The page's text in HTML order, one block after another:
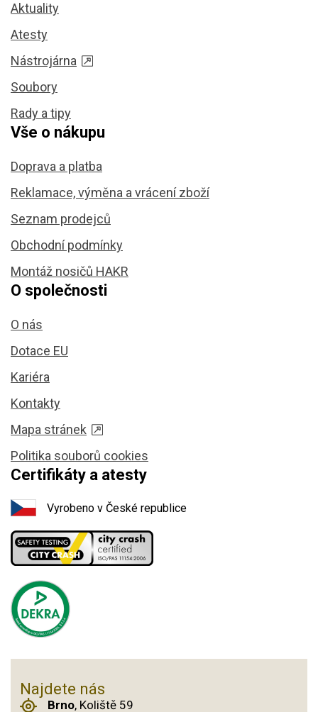
Aktuality
Atesty
Nástrojárna
Soubory
Rady a tipy
Vše o nákupu
Doprava a platba
Reklamace, výměna a vrácení zboží
Seznam prodejců
Obchodní podmínky
Montáž nosičů HAKR
O společnosti
O nás
Dotace EU
Kariéra
Kontakty
Mapa stránek
Politika souborů cookies
Certifikáty a atesty
Vyrobeno v České republice
Najdete nás
Brno, Koliště 59